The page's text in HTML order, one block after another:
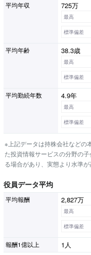
平均年収 725万
最高
標準偏差
平均年齢 38.3歳
最高
標準偏差
平均勤続年数 4.9年
最高
標準偏差
※上記データは持株会社などの
た投資情報サービスの分野の
る場合があり、実態より水準が
役員データ平均
平均報酬 2,827万
最高
標準偏差
報酬1億以上 1人